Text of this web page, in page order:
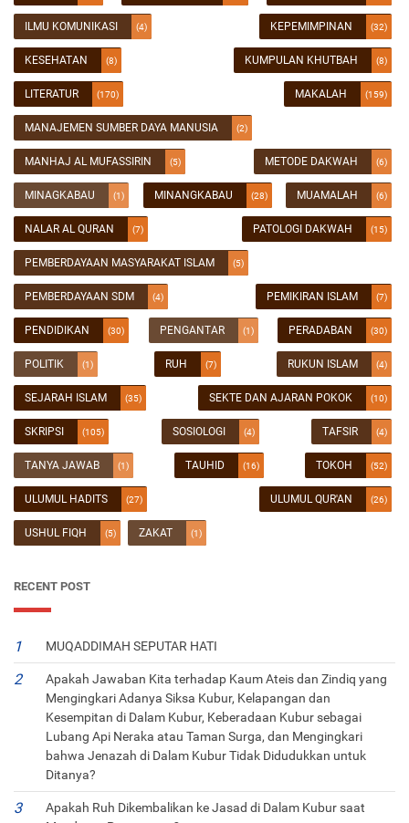
ILMU KOMUNIKASI (4) KEPEMIMPINAN (32)
KESEHATAN (8) KUMPULAN KHUTBAH (8)
LITERATUR (170) MAKALAH (159)
MANAJEMEN SUMBER DAYA MANUSIA (2)
MANHAJ AL MUFASSIRIN (5) METODE DAKWAH (6)
MINAGKABAU (1) MINANGKABAU (28) MUAMALAH (6)
NALAR AL QURAN (7) PATOLOGI DAKWAH (15)
PEMBERDAYAAN MASYARAKAT ISLAM (5)
PEMBERDAYAAN SDM (4) PEMIKIRAN ISLAM (7)
PENDIDIKAN (30) PENGANTAR (1) PERADABAN (30)
POLITIK (1) RUH (7) RUKUN ISLAM (4)
SEJARAH ISLAM (35) SEKTE DAN AJARAN POKOK (10)
SKRIPSI (105) SOSIOLOGI (4) TAFSIR (4)
TANYA JAWAB (1) TAUHID (16) TOKOH (52)
ULUMUL HADITS (27) ULUMUL QUR'AN (26)
USHUL FIQH (5) ZAKAT (1)
RECENT POST
MUQADDIMAH SEPUTAR HATI
Apakah Jawaban Kita terhadap Kaum Ateis dan Zindiq yang
Mengingkari Adanya Siksa Kubur, Kelapangan dan
Kesempitan di Dalam Kubur, Keberadaan Kubur sebagai
Lubang Api Neraka atau Taman Surga, dan Mengingkari
bahwa Jenazah di Dalam Kubur Tidak Didudukkan untuk
Ditanya?
Apakah Ruh Dikembalikan ke Jasad di Dalam Kubur saat